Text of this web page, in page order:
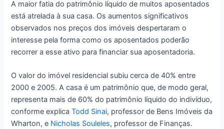
A maior fatia do patrimônio líquido de muitos aposentados
está atrelada à sua casa. Os aumentos significativos
observados nos preços dos imóveis despertaram o
interesse pela forma como os aposentados poderão
recorrer a esse ativo para financiar sua aposentadoria.
O valor do imóvel residencial subiu cerca de 40% entre
2000 e 2005. A casa é um patrimônio que, de modo geral,
representa mais de 60% do patrimônio líquido do indivíduo,
conforme explicaTodd Sinai, professor de Bens Imóveis da
Wharton, e Nicholas Souleles, professor de Finanças.